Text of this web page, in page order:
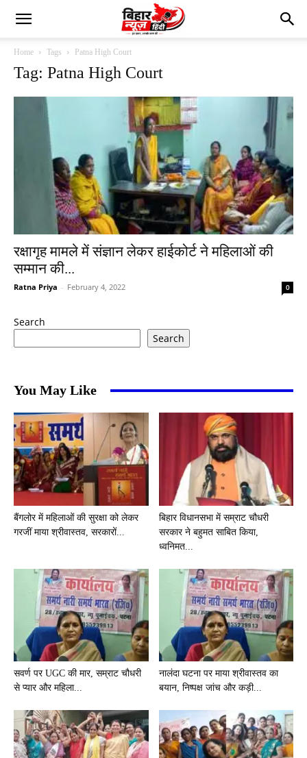
Home Tags Patna High Court
Tag: Patna High Court
रक्षागृह मामले में संज्ञान लेकर हाईकोर्ट ने महिलाओं की
सम्मान की...
Ratna Priya - February 4, 2022 0
Search
Search
You May Like
बैंगलोर में महिलाओं की सुरक्षा को लेकर
गरजीं माया श्रीवास्तव, सरकारों...
बिहार विधानसभा में सम्राट चौधरी
सरकार ने बहुमत साबित किया,
ध्वनिमत...
सवर्ण पर UGC की मार, सम्राट चौधरी
से प्यार और महिला...
नालंदा घटना पर माया श्रीवास्तव का
बयान, निष्पक्ष जांच और कड़ी...